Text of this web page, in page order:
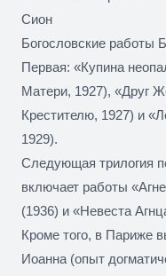
Сион
Богословские работы
Первая: «Купина
Матери, 1927), «Друг
Крестителю, 1927) и
1929).
Следующая трилогия
включает работы
(1936) и «Невеста
Кроме того, в Париже
Иоанна (опыт